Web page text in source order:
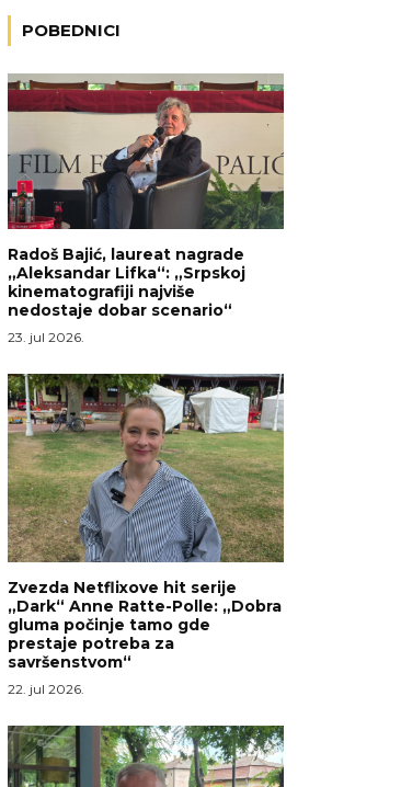
POBEDNICI
Radoš Bajić, laureat nagrade
„Aleksandar Lifka“: „Srpskoj
kinematografiji najviše
nedostaje dobar scenario“
23. jul 2026.
Zvezda Netflixove hit serije
„Dark“ Anne Ratte-Polle: „Dobra
gluma počinje tamo gde
prestaje potreba za
savršenstvom“
22. jul 2026.